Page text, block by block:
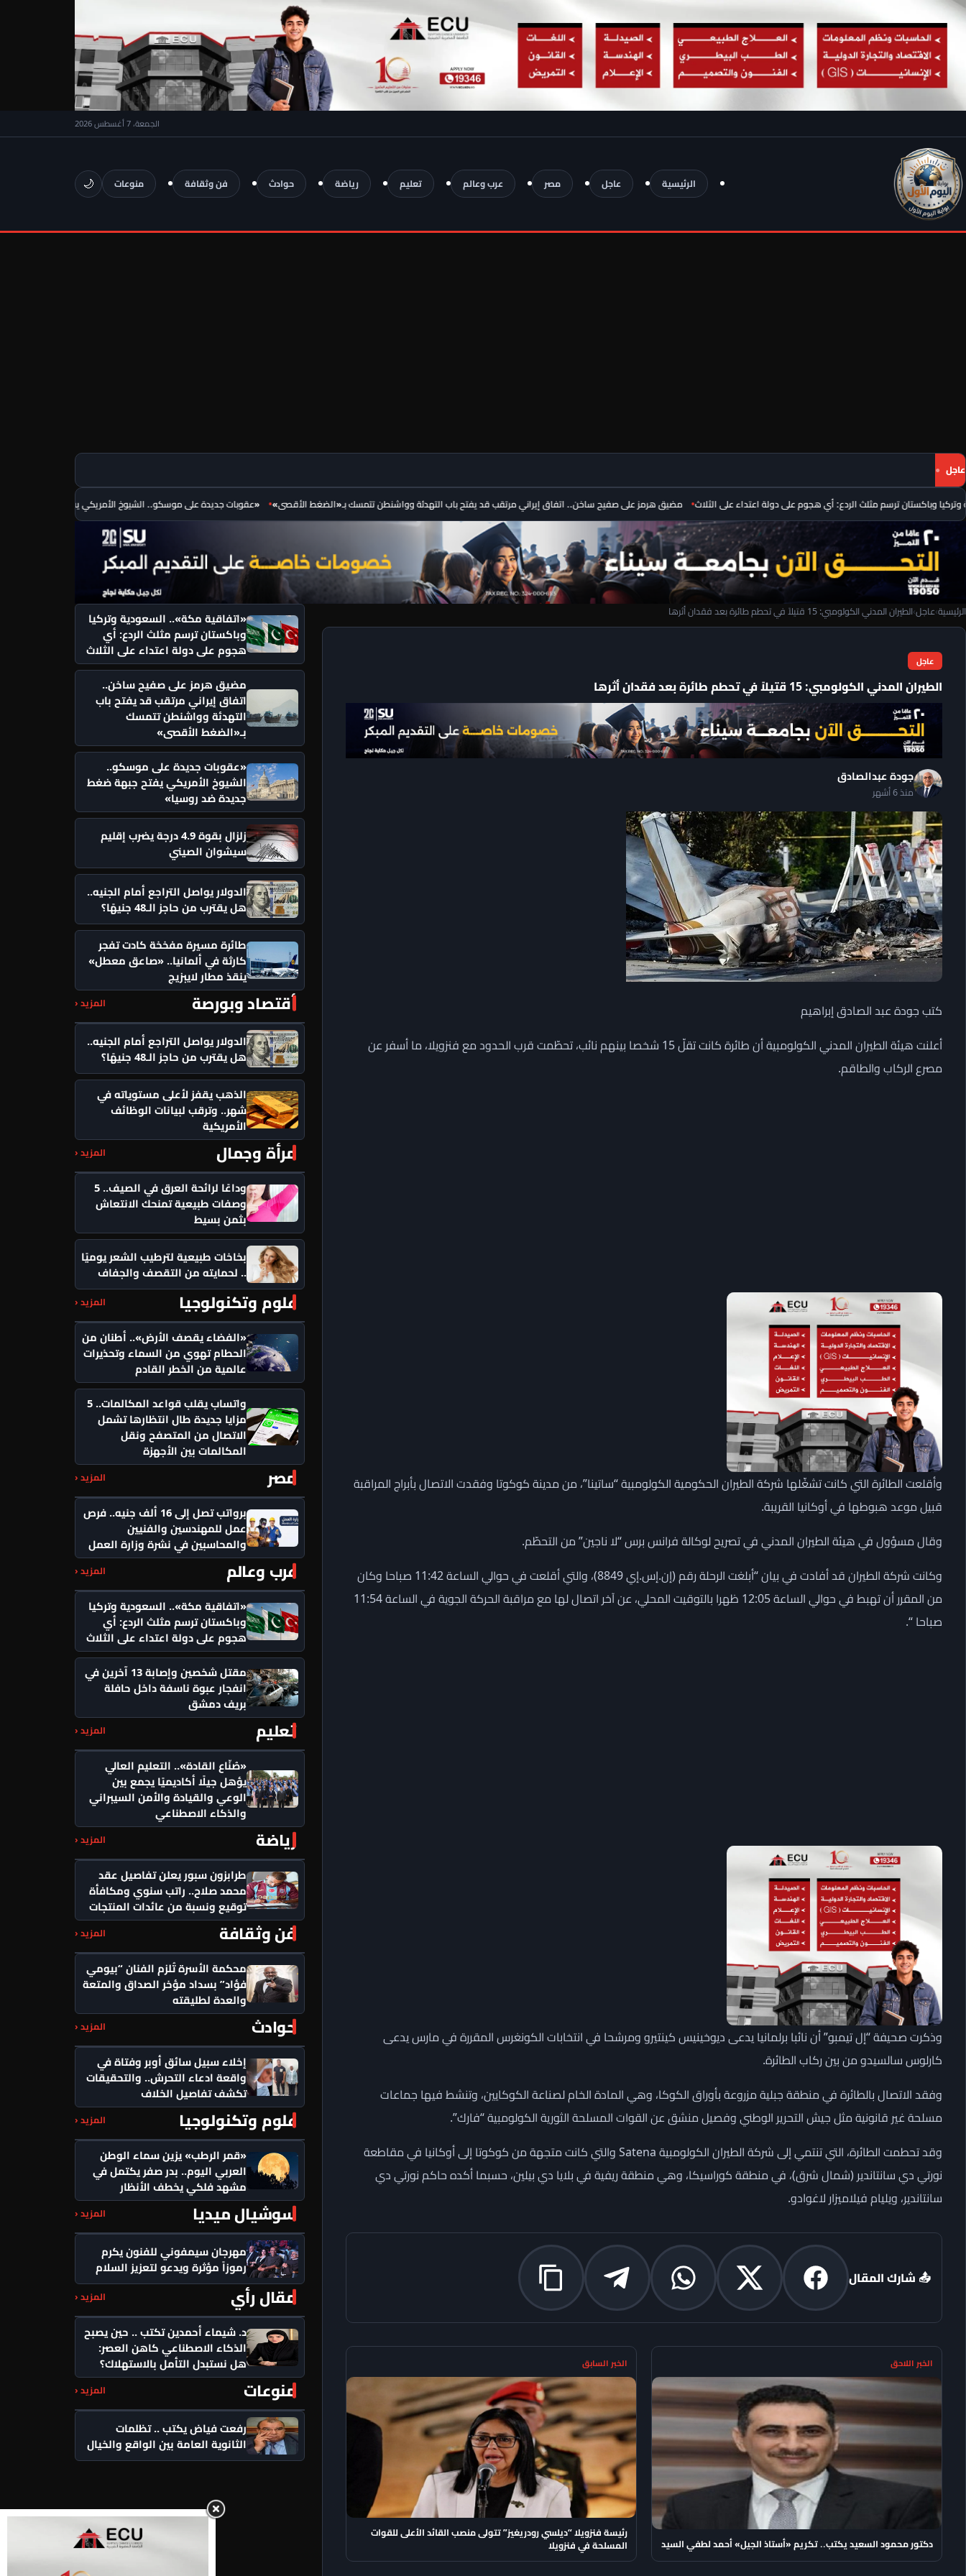
الجمعة، 7 أغسطس 2026
الرئيسية عاجل مصر عرب وعالم تعليم رياضة حوادث فن وثقافة منوعات 🌙
عاجل
ترسم مثلث الردع: أي هجوم على دولة اعتداء على الثلاث مضيق هرمز على صفيح ساخن.. اتفاق إيراني مرتقب قد يفتح باب التهدئة وواشنطن تتمسك بـ«الضغط الأقصى» «عقوبات جديدة على موسكو.. الشيوخ الأمريكي يفتح جبهة ضغط جديدة ضد
الرئيسية›عاجل›الطيران المدني الكولومبي: 15 قتيلاً في تحطم طائرة بعد فقدان أثرها
عاجل
الطيران المدني الكولومبي: 15 قتيلاً في تحطم طائرة بعد فقدان أثرها
جودة عبدالصادق
منذ 6 أشهر
كتب جودة عبد الصادق إبراهيم
أعلنت هيئة الطيران المدني الكولومبية أن طائرة كانت تقلّ 15 شخصا بينهم نائب، تحطّمت قرب الحدود مع فنزويلا، ما أسفر عن
مصرع الركاب والطاقم.
وأقلعت الطائرة التي كانت تشغّلها شركة الطيران الحكومية الكولومبية “ساتينا”، من مدينة كوكوتا وفقدت الاتصال بأبراج المراقبة
قبيل موعد هبوطها في أوكانيا القريبة.
وقال مسؤول في هيئة الطيران المدني في تصريح لوكالة فرانس برس “لا ناجين” من التحطّم.
وكانت شركة الطيران قد أفادت في بيان “أبلغت الرحلة رقم (إن.إس.إي 8849)، والتي أقلعت في حوالي الساعة 11:42 صباحا وكان
من المقرر أن تهبط في حوالي الساعة 12:05 ظهرا بالتوقيت المحلي، عن آخر اتصال لها مع مراقبة الحركة الجوية في الساعة 11:54
صباحا “.
وذكرت صحيفة “إل تيمبو” أن نائبا برلمانيا يدعى ديوخينيس كينتيرو ومرشحا في انتخابات الكونغرس المقررة في ‌مارس يدعى
كارلوس سالسيدو من بين ركاب الطائرة.
وفقد الاتصال بالطائرة في منطقة جبلية مزروعة ‌بأوراق الكوكا، وهي المادة الخام لصناعة الكوكايين، وتنشط فيها جماعات
مسلحة غير قانونية مثل جيش التحرير الوطني وفصيل منشق عن القوات المسلحة الثورية الكولومبية “فارك”.
وقد تحطمت الطائرة، التي تنتمي إلى شركة الطيران الكولومبية Satena والتي كانت متجهة من كوكوتا إلى أوكانيا في مقاطعة
نورتي دي سانتاندير (شمال شرق)، في منطقة كوراسيكا، وهي منطقة ريفية في بلايا دي بيلين، حسبما أكده حاكم نورتي دي
سانتاندير، ويليام فيلاميزار لاغوادو.
📤 شارك المقال
الخبر اللاحق
دكتور محمود السعيد يكتب.. تكريم «أستاذ الجيل» أحمد لطفي السيد
الخبر السابق
رئيسة فنزويلا “ديلسي رودريغيز” تتولى منصب القائد الأعلى للقوات
المسلحة في فنزويلا
«اتفاقية مكة».. السعودية وتركيا
وباكستان ترسم مثلث الردع: أي
هجوم على دولة اعتداء على الثلاث
مضيق هرمز على صفيح ساخن..
اتفاق إيراني مرتقب قد يفتح باب
التهدئة وواشنطن تتمسك
بـ«الضغط الأقصى»
«عقوبات جديدة على موسكو..
الشيوخ الأمريكي يفتح جبهة ضغط
جديدة ضد روسيا»
زلزال بقوة 4.9 درجة يضرب إقليم
سيشوان الصيني
الدولار يواصل التراجع أمام الجنيه..
هل يقترب من حاجز الـ48 جنيهًا؟
طائرة مسيرة مفخخة كادت تفجر
كارثة في ألمانيا.. «صاعق معطل»
ينقذ مطار لايبزيج
أقتصاد وبورصة المزيد ‹
الدولار يواصل التراجع أمام الجنيه..
هل يقترب من حاجز الـ48 جنيهًا؟
الذهب يقفز لأعلى مستوياته في
شهر.. وترقب لبيانات الوظائف
الأمريكية
مرأة وجمال المزيد ‹
وداعًا لرائحة العرق في الصيف.. 5
وصفات طبيعية تمنحك الانتعاش
بثمن بسيط
بخاخات طبيعية لترطيب الشعر يوميًا
.. لحمايته من التقصف والجفاف
علوم وتكنولوجيا المزيد ‹
«الفضاء يقصف الأرض».. أطنان من
الحطام تهوي من السماء وتحذيرات
عالمية من الخطر القادم
واتساب يقلب قواعد المكالمات.. 5
مزايا جديدة طال انتظارها تشمل
الاتصال من المتصفح ونقل
المكالمات بين الأجهزة
مصر المزيد ‹
برواتب تصل إلى 16 ألف جنيه.. فرص
عمل للمهندسين والفنيين
والمحاسبين في نشرة وزارة العمل
عرب وعالم المزيد ‹
«اتفاقية مكة».. السعودية وتركيا
وباكستان ترسم مثلث الردع: أي
هجوم على دولة اعتداء على الثلاث
مقتل شخصين وإصابة 13 آخرين في
انفجار عبوة ناسفة داخل حافلة
بريف دمشق
تعليم المزيد ‹
«صُنّاع القادة».. التعليم العالي
يؤهل جيلًا أكاديميًا يجمع بين
الوعي والقيادة والأمن السيبراني
والذكاء الاصطناعي
رياضة المزيد ‹
طرابزون سبور يعلن تفاصيل عقد
محمد صلاح.. راتب سنوي ومكافأة
توقيع ونسبة من عائدات المنتجات
فن وثقافة المزيد ‹
محكمة الأسرة تُلزم الفنان “بيومي
فؤاد” بسداد مؤخر الصداق والمتعة
والعدة لطليقته
حوادث المزيد ‹
إخلاء سبيل سائق أوبر وفتاة في
واقعة ادعاء التحرش.. والتحقيقات
تكشف تفاصيل الخلاف
علوم وتكنولوجيا المزيد ‹
«قمر الرطب» يزين سماء الوطن
العربي اليوم.. بدر صفر يكتمل في
مشهد فلكي يخطف الأنظار
سوشيال ميديا المزيد ‹
مهرجان سيمفوني للفنون يكرم
رموزاً مؤثرة ويدعو لتعزيز السلام
مقال رأي المزيد ‹
د. شيماء أحمدين تكتب .. حين يصبح
الذكاء الاصطناعي كاهن العصر:
هل نستبدل التأمل بالاستهلاك؟
منوعات المزيد ‹
رفعت فياض يكتب .. تظلمات
الثانوية العامة بين الواقع والخيال